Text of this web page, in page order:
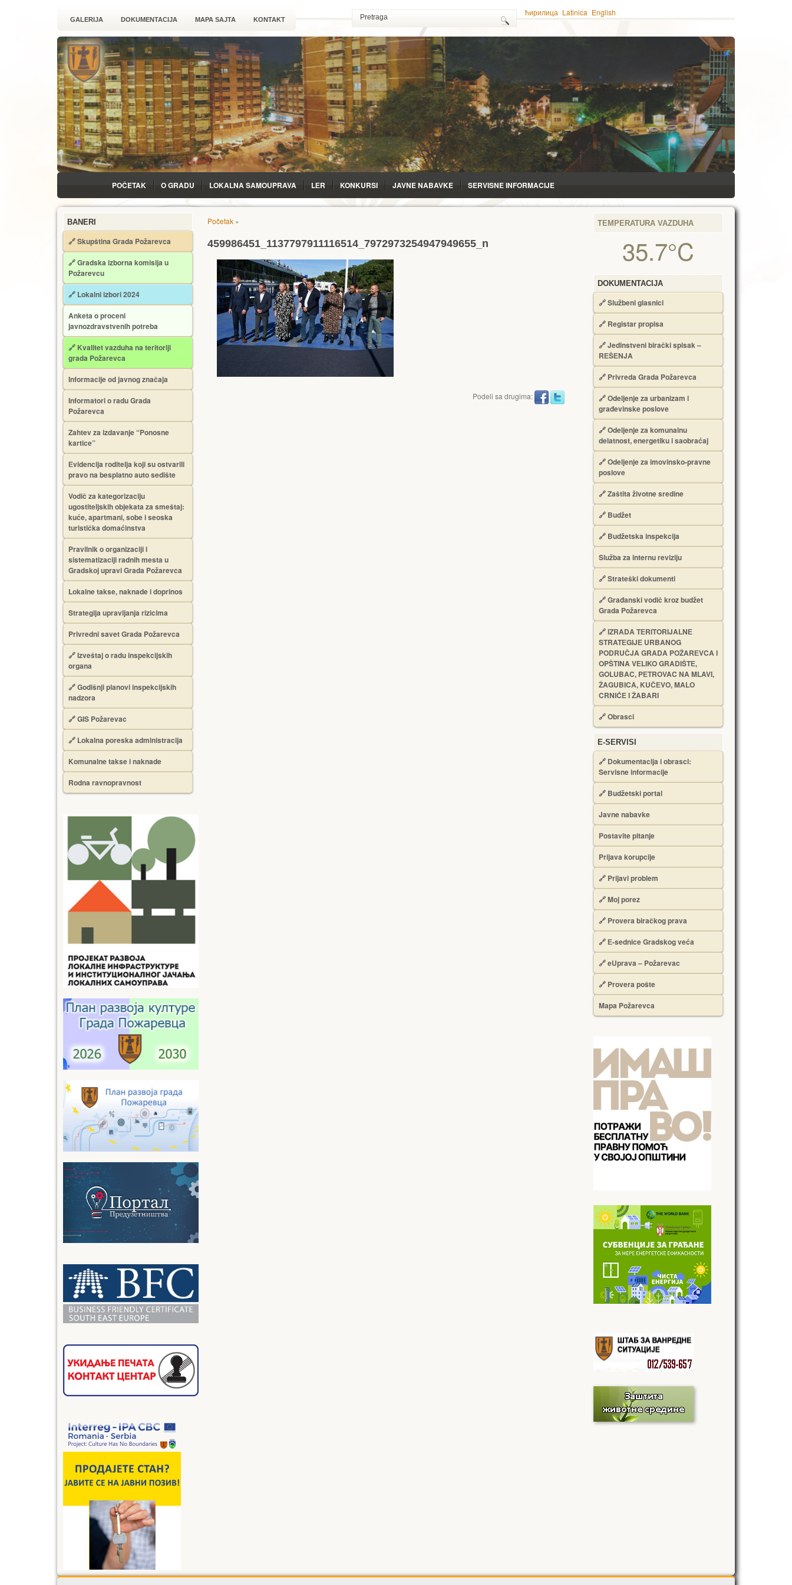
GALERIJA DOKUMENTACIJA MAPA SAJTA KONTAKT
ћирилица Latinica English
POČETAK O GRADU LOKALNA SAMOUPRAVA LЕR KONKURSI JAVNE NABAVKE SERVISNE INFORMACIJE
BANERI
🔗 Skupština Grada Požarevca
🔗Gradska izborna komisija u
Požarevcu
🔗 Lokalni izbori 2024
Anketa o proceni
javnozdravstvenih potreba
🔗 Kvalitet vazduha na teritoriji
grada Požarevca
Informacije od javnog značaja
Informatori o radu Grada
Požarevca
Zahtev za izdavanje “Ponosne
kartice”
Еvidencija roditelja koji su ostvarili
pravo na besplatno auto sedište
Vodič za kategorizaciju
ugostiteljskih objekata za smeštaj:
kuće, apartmani, sobe i seoska
turistička domaćinstva
Pravilnik o organizaciji i
sistematizaciji radnih mesta u
Gradskoj upravi Grada Požarevca
Lokalne takse, naknade i doprinos
Strategija upravljanja rizicima
Privredni savet Grada Požarevca
🔗Izveštaj o radu inspekcijskih
organa
🔗Godišnji planovi inspekcijskih
nadzora
🔗 GIS Požarevac
🔗 Lokalna poreska administracija
Komunalne takse i naknade
Rodna ravnopravnost
Početak »
459986451_1137797911116514_7972973254947949655_n
Podeli sa drugima:
TEMPERATURA VAZDUHA
35.7°C
DOKUMENTACIJA
🔗Službeni glasnici
🔗 Registar propisa
🔗Jedinstveni birački spisak –
RЕŠЕNJA
🔗 Privreda Grada Požarevca
🔗Odeljenje za urbanizam i
građevinske poslove
🔗Odeljenje za komunalnu
delatnost, energetiku i saobraćaj
🔗Odeljenje za imovinsko-pravne
poslove
🔗Zaštita životne sredine
🔗 Budžet
🔗 Budžetska inspekcija
Služba za internu reviziju
🔗Strateški dokumenti
🔗Građanski vodič kroz budžet
Grada Požarevca
🔗IZRADA TЕRITORIJALNЕ
STRATЕGIJЕ URBANOG
PODRUČJA GRADA POŽARЕVCA I
OPŠTINA VЕLIKO GRADIŠTЕ,
GOLUBAC, PЕTROVAC NA MLAVI,
ŽAGUBICA, KUČЕVO, MALO
CRNIĆЕ I ŽABARI
🔗Obrasci
Е-SERVISI
🔗 Dokumentacija i obrasci:
Servisne informacije
🔗 Budžetski portal
Javne nabavke
Postavite pitanje
Prijava korupcije
🔗 Prijavi problem
🔗 Moj porez
🔗 Provera biračkog prava
🔗 Е-sednice Gradskog veća
🔗 eUprava – Požarevac
🔗 Provera pošte
Mapa Požarevca